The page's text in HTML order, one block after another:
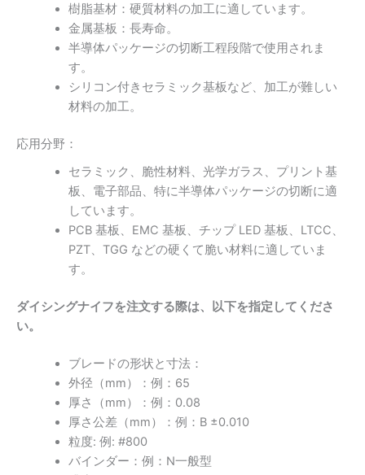
樹脂基材： 硬質材料の加工に適しています。
金属基板：長寿命。
半導体パッケージの切断工程段階で使用されま
す。
シリコン付きセラミック基板など、加工が難しい
材料の加工。
応用分野：
セラミック、脆性材料、光学ガラス、プリント基
板、電子部品、特に半導体パッケージの切断に適
しています。
PCB 基板、EMC 基板、チップ LED 基板、LTCC、
PZT、TGG などの硬くて脆い材料に適していま
す。
ダイシングナイフを注文する際は、以下を指定してくださ
い。
ブレードの形状と寸法：
外径（mm）：例：65
厚さ（mm）： 例：0.08
厚さ公差（mm）
：例： B ±0.010
粒度: 例: #800
バインダー：例： N一般型